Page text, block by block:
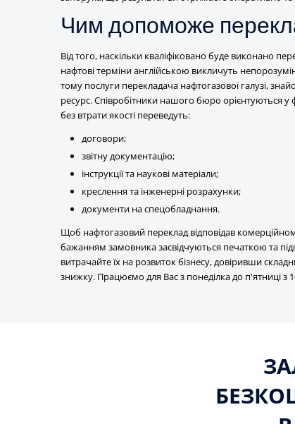
Чим допоможе
Від того, наскільки кваліфіковано буде виконано
нафтові терміни англійською викличуть
тому послуги перекладача нафтогазової галузі,
ресурс. Співробітники нашого бюро орієнтуються
без втрати якості переведуть:
договори;
звітну документацію;
інструкції та наукові матеріали;
креслення та інженерні розрахунки;
документи на спецобладнання.
Щоб нафтогазовий переклад відповідав
бажанням замовника засвідчуються печаткою та
витрачайте їх на розвиток бізнесу, довіривши
знижку. Працюємо для Вас з понеділка до п'ятниці з